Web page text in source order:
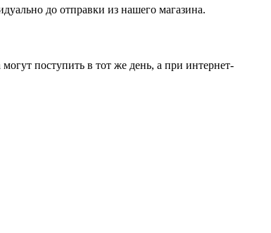
до отправки из нашего магазина.
поступить в тот же день, а при интернет-